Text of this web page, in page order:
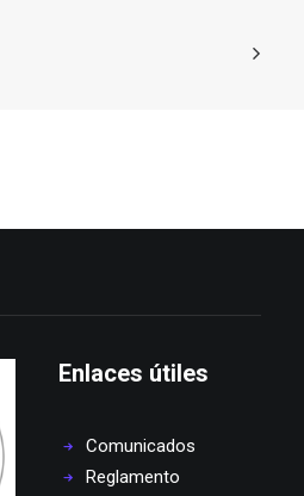
Enlaces útiles
Comunicados
Reglamento